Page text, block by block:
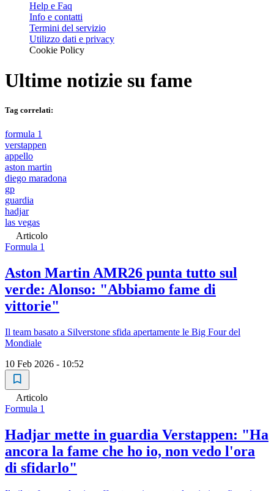
Help e Faq
Info e contatti
Termini del servizio
Utilizzo dati e privacy
Cookie Policy
Ultime notizie su fame
Tag correlati:
formula 1
verstappen
appello
aston martin
diego maradona
gp
guardia
hadjar
las vegas
Articolo
Formula 1
Aston Martin AMR26 punta tutto sul
verde: Alonso: "Abbiamo fame di
vittorie"
Il team basato a Silverstone sfida apertamente le Big Four del
Mondiale
10 Feb 2026 - 10:52
Articolo
Formula 1
Hadjar mette in guardia Verstappen: "Ha
ancora la fame che ho io, non vedo l'ora
di sfidarlo"